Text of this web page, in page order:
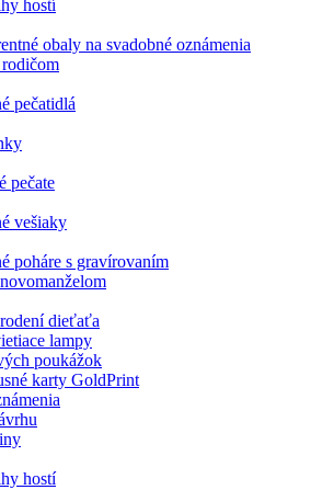
hostí
obaly na svadobné oznámenia
pečatidlá
pečate
vešiaky
poháre s gravírovaním
dieťaťa
lampy
poukážok
karty GoldPrint
hostí